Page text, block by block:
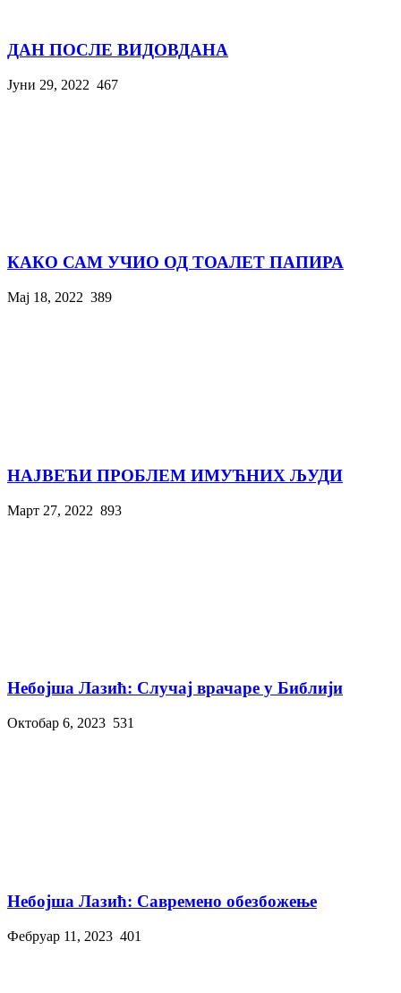
ДАН ПОСЛЕ ВИДОВДАНА
Јуни 29, 2022 467
КАКО САМ УЧИО ОД ТОАЛЕТ ПАПИРА
Мај 18, 2022 389
НАЈВЕЋИ ПРОБЛЕМ ИМУЋНИХ ЉУДИ
Март 27, 2022 893
Небојша Лазић: Случај врачаре у Библији
Октобар 6, 2023 531
Небојша Лазић: Савремено обезбожење
Фебруар 11, 2023 401